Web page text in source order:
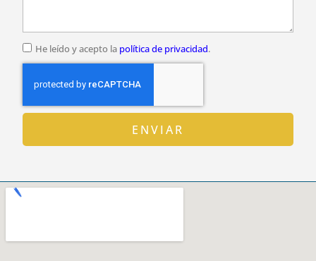
He leído y acepto la política de privacidad.
ENVIAR